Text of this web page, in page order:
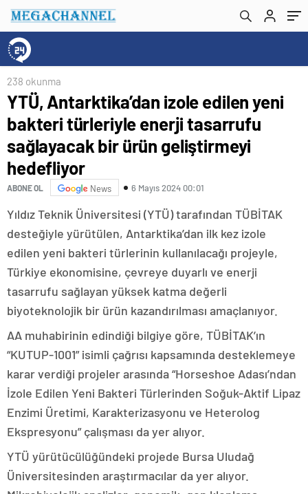
ürün geliştirmeyi hedefliyor
238 okunma
YTÜ, Antarktika’dan izole edilen yeni
bakteri türleriyle enerji tasarrufu
sağlayacak bir ürün geliştirmeyi
hedefliyor
ABONE OL News 6 Mayıs 2024 00:01
Yıldız Teknik Üniversitesi (YTÜ) tarafından TÜBİTAK
desteğiyle yürütülen, Antarktika’dan ilk kez izole
edilen yeni bakteri türlerinin kullanılacağı projeyle,
Türkiye ekonomisine, çevreye duyarlı ve enerji
tasarrufu sağlayan yüksek katma değerli
biyoteknolojik bir ürün kazandırılması amaçlanıyor.
AA muhabirinin edindiği bilgiye göre, TÜBİTAK’ın
“KUTUP-1001” isimli çağrısı kapsamında desteklemeye
karar verdiği projeler arasında “Horseshoe Adası’ndan
İzole Edilen Yeni Bakteri Türlerinden Soğuk-Aktif Lipaz
Enzimi Üretimi, Karakterizasyonu ve Heterolog
Ekspresyonu” çalışması da yer alıyor.
YTÜ yürütücülüğündeki projede Bursa Uludağ
Üniversitesinden araştırmacılar da yer alıyor.